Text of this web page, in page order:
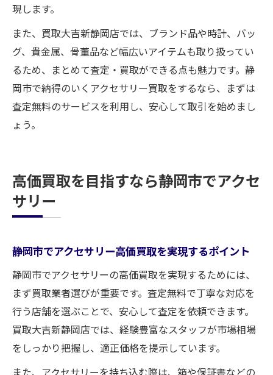
現します。
また、買取大吉新静岡店では、ブランド品や時計、バッ
グ、貴金属、骨董品など幅広いアイテムも取り扱ってい
るため、まとめて査定・買取ができる点も魅力です。静
岡市で納得のいくアクセサリー買取をするなら、まずは
査定無料のサービスを利用し、安心して取引を始めまし
ょう。
高価買取を目指すなら静岡市でアクセ
サリー
静岡市でアクセサリー高価買取を実現するポイント
静岡市でアクセサリーの高価買取を実現するためには、
まず買取業者選びが重要です。査定無料で丁寧な対応を
行う店舗を選ぶことで、安心して査定を依頼できます。
買取大吉新静岡店では、経験豊富なスタッフが市場相場
をしっかり把握し、適正価格を提示しています。
また、アクセサリーを持ち込む際は、箱や保証書などの